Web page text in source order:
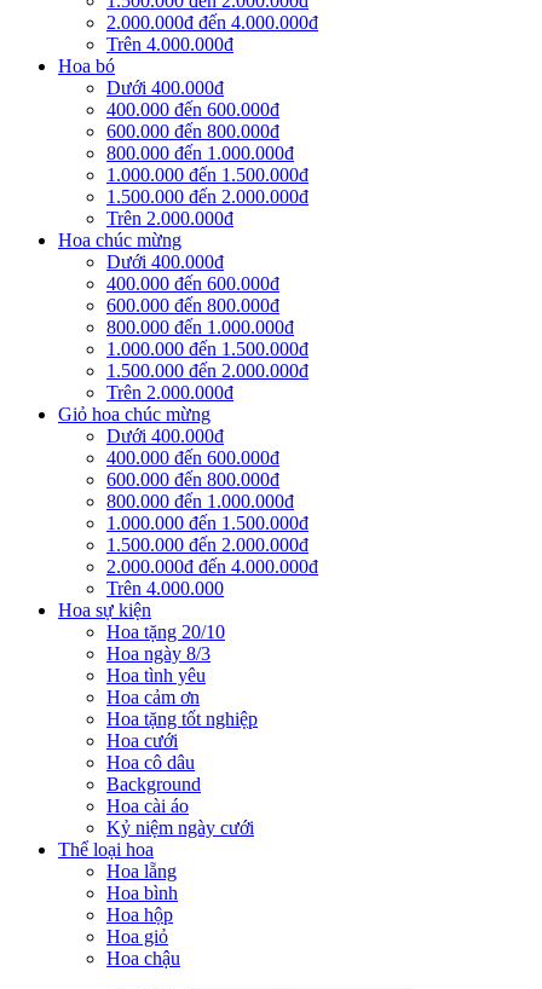
2.000.000đ đến 4.000.000đ
Trên 4.000.000đ
Hoa bó
Dưới 400.000đ
400.000 đến 600.000đ
600.000 đến 800.000đ
800.000 đến 1.000.000đ
1.000.000 đến 1.500.000đ
1.500.000 đến 2.000.000đ
Trên 2.000.000đ
Hoa chúc mừng
Dưới 400.000đ
400.000 đến 600.000đ
600.000 đến 800.000đ
800.000 đến 1.000.000đ
1.000.000 đến 1.500.000đ
1.500.000 đến 2.000.000đ
Trên 2.000.000đ
Giỏ hoa chúc mừng
Dưới 400.000đ
400.000 đến 600.000đ
600.000 đến 800.000đ
800.000 đến 1.000.000đ
1.000.000 đến 1.500.000đ
1.500.000 đến 2.000.000đ
2.000.000đ đến 4.000.000đ
Trên 4.000.000
Hoa sự kiện
Hoa tặng 20/10
Hoa ngày 8/3
Hoa tình yêu
Hoa cảm ơn
Hoa tặng tốt nghiệp
Hoa cưới
Hoa cô dâu
Background
Hoa cài áo
Kỷ niệm ngày cưới
Thể loại hoa
Hoa lẵng
Hoa bình
Hoa hộp
Hoa giỏ
Hoa chậu